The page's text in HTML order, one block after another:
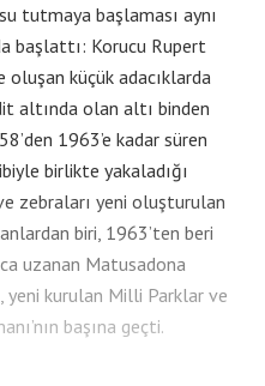
tutmaya başlaması aynı
başlattı: Korucu Rupert
küçük adacıklarda
altında olan altı binden
1963’e kadar süren
birlikte yakaladığı
zebraları yeni oluşturulan
biri, 1963’ten beri
uzanan Matusadona
yeni kurulan Milli Parklar ve
başına geçti.